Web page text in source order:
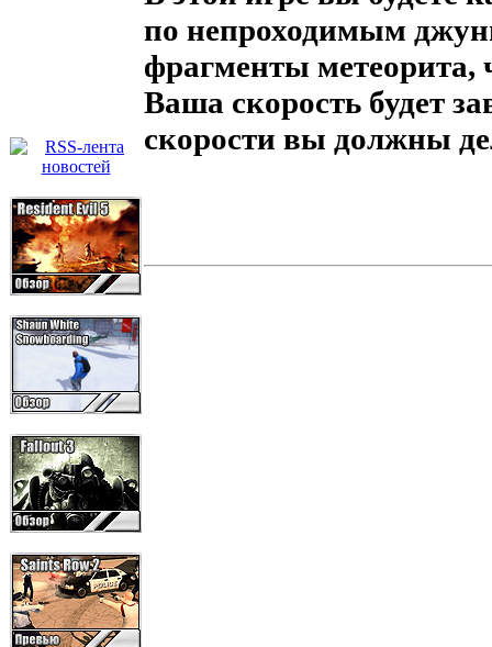
по непроходимым
фрагменты метеорита,
Ваша скорость будет
скорости вы должны